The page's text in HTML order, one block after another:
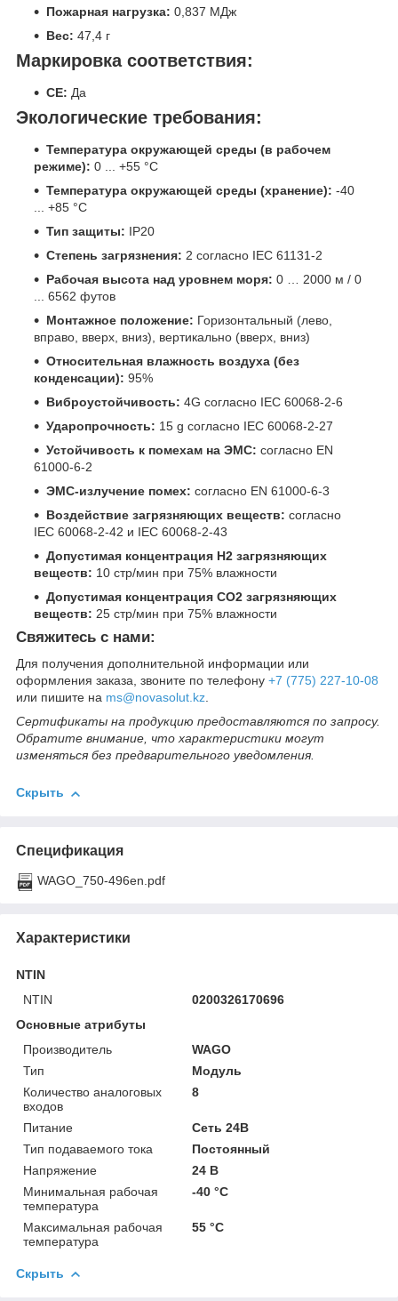
Пожарная нагрузка: 0,837 МДж
Вес: 47,4 г
Маркировка соответствия:
CE: Да
Экологические требования:
Температура окружающей среды (в рабочем
режиме): 0 ... +55 °C
Температура окружающей среды (хранение): -40
... +85 °C
Тип защиты: IP20
Степень загрязнения: 2 согласно IEC 61131-2
Рабочая высота над уровнем моря: 0 … 2000 м / 0
... 6562 футов
Монтажное положение: Горизонтальный (лево,
вправо, вверх, вниз), вертикально (вверх, вниз)
Относительная влажность воздуха (без
конденсации): 95%
Виброустойчивость: 4G согласно IEC 60068-2-6
Ударопрочность: 15 g согласно IEC 60068-2-27
Устойчивость к помехам на ЭМС: согласно EN
61000-6-2
ЭМС-излучение помех: согласно EN 61000-6-3
Воздействие загрязняющих веществ: согласно
IEC 60068-2-42 и IEC 60068-2-43
Допустимая концентрация H2 загрязняющих
веществ: 10 стр/мин при 75% влажности
Допустимая концентрация CO2 загрязняющих
веществ: 25 стр/мин при 75% влажности
Свяжитесь с нами:
Для получения дополнительной информации или
оформления заказа, звоните по телефону +7 (775) 227-10-08
или пишите на ms@novasolut.kz.
Сертификаты на продукцию предоставляются по запросу.
Обратите внимание, что характеристики могут
изменяться без предварительного уведомления.
Скрыть
Спецификация
WAGO_750-496en.pdf
Характеристики
NTIN
NTIN
0200326170696
Основные атрибуты
Производитель
WAGO
Тип
Модуль
Количество аналоговых
входов
8
Питание
Сеть 24В
Тип подаваемого тока
Постоянный
Напряжение
24 В
Минимальная рабочая
температура
-40 °С
Максимальная рабочая
температура
55 °С
Скрыть